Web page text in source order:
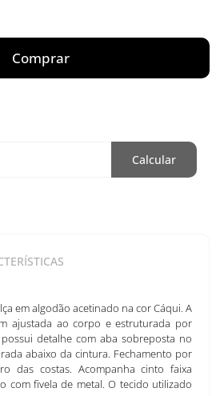
Comprar
Calcular
em algodão acetinado na cor Cáqui. A
ajustada ao corpo e estruturada por
detalhe com aba sobreposta no
abaixo da cintura. Fechamento por
das costas. Acompanha cinto faixa
com fivela de metal. O tecido utilizado